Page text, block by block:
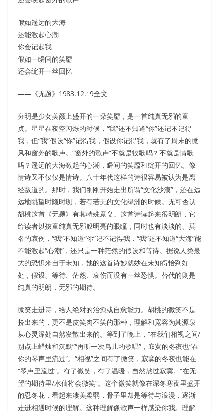
假如遥远的大海
还能激起心潮
你会记起我
假如一瞬间的笑靥
还会绽开一丝回忆
——《无题》1983.12.19全文
分明是少女美颜上盛开的一朵笑靥，是一首纯真无邪的童
贞。星星在夜空闪烁的时候，“我”还不知道“你”还记不记得
我，但“我”假设“你”记得我，假设你记得我，就有了周末的微
风和窗外的歌声。“窗外的歌声”不就是牧歌吗？不就是情歌
吗？遥远的大海激起的心潮，瞬间的笑靥和绽开的回忆。像
情诗又不仅仅是情诗。八十年代这样的诗很容易被认为是离
经叛道的。那时，我们刚刚开始走出所谓“文化沙漠”，还在远
远地眺望时隐时现，若有若无的文化绿洲的时候。无可否认
胡桃这首《无题》有其特殊意义。这首诗读起来很明朗，它
给读者以孩童纯真无邪般明亮的眼瞳，同时也有淡淡的、莫
名的哀伤，“我”不知道“你”记不记得我，“我”还不知道“大海”能
不能激起“心潮”，还只是一种茫然的假设和等待。据说人类最
大的恐惧来自于未知，她的这首诗妙就妙在未知得恰到好
处，假设、等待、茫然、哀伤而没有一丝恐惧。替代的则是
纯真的明朗，无邪的期待。
微笑走进诗，给人绝对的治愈或自愈能力。胡桃的微笑不是
挤出来的，更不是皮笑肉不笑的那种，理解和宽容为其源泉
从心灵深处自然发散出来的。等到了晚上，“在我们相视之间/
别点上蜡烛和沉默”“再听一次鸟儿的歌唱”，寂寞的冬夜也“在
你的琴声里流过”。“相视”之间有了微笑，寂寞的冬夜也能在
“琴声里流过”。有了微笑，有了温暖，自然熬过寂寞。“在无
望的期待里/水仙将会微笑”。这个微笑就像在深冬寒夜里盛开
的忍冬花，看起来凄美柔弱，骨子里却是等待与浪漫，逐渐
走进相遇时候的理解。这种理解像歌声一样感染你我。理解